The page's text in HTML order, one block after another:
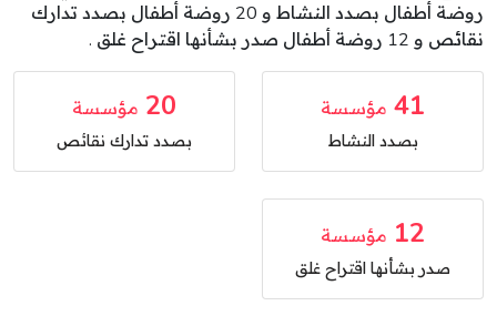
روضة أطفال بصدد النشاط و 20 روضة أطفال بصدد تدارك
نقائص و 12 روضة أطفال صدر بشأنها اقتراح غلق .
41 مؤسسة
بصدد النشاط
20 مؤسسة
بصدد تدارك نقائص
12 مؤسسة
صدر بشأنها اقتراح غلق